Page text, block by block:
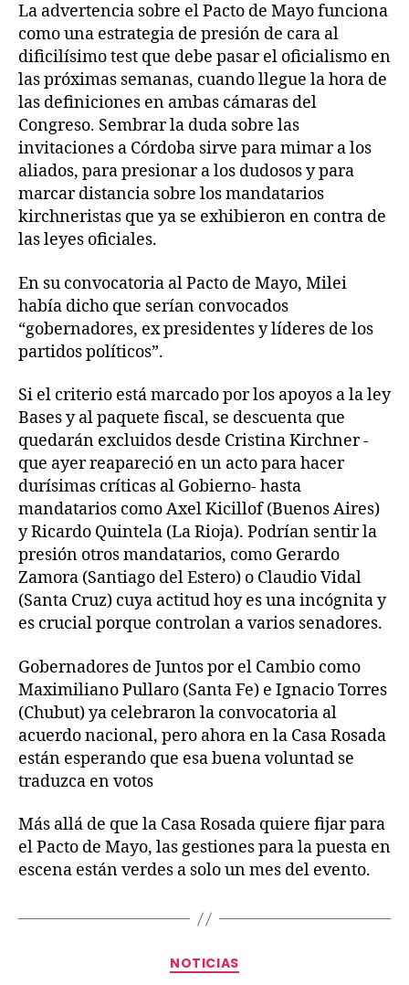
La advertencia sobre el Pacto de Mayo funciona
como una estrategia de presión de cara al
dificilísimo test que debe pasar el oficialismo en
las próximas semanas, cuando llegue la hora de
las definiciones en ambas cámaras del
Congreso. Sembrar la duda sobre las
invitaciones a Córdoba sirve para mimar a los
aliados, para presionar a los dudosos y para
marcar distancia sobre los mandatarios
kirchneristas que ya se exhibieron en contra de
las leyes oficiales.
En su convocatoria al Pacto de Mayo, Milei
había dicho que serían convocados
“gobernadores, ex presidentes y líderes de los
partidos políticos”.
Si el criterio está marcado por los apoyos a la ley
Bases y al paquete fiscal, se descuenta que
quedarán excluidos desde Cristina Kirchner -
que ayer reapareció en un acto para hacer
durísimas críticas al Gobierno- hasta
mandatarios como Axel Kicillof (Buenos Aires)
y Ricardo Quintela (La Rioja). Podrían sentir la
presión otros mandatarios, como Gerardo
Zamora (Santiago del Estero) o Claudio Vidal
(Santa Cruz) cuya actitud hoy es una incógnita y
es crucial porque controlan a varios senadores.
Gobernadores de Juntos por el Cambio como
Maximiliano Pullaro (Santa Fe) e Ignacio Torres
(Chubut) ya celebraron la convocatoria al
acuerdo nacional, pero ahora en la Casa Rosada
están esperando que esa buena voluntad se
traduzca en votos
Más allá de que la Casa Rosada quiere fijar para
el Pacto de Mayo, las gestiones para la puesta en
escena están verdes a solo un mes del evento.
NOTICIAS